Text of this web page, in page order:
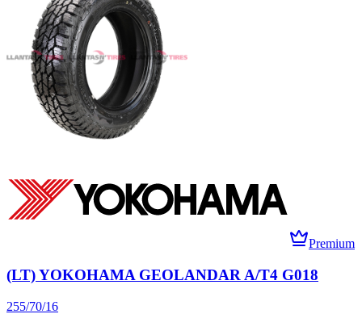
Premium
(LT) YOKOHAMA GEOLANDAR A/T4 G018
255/70/16